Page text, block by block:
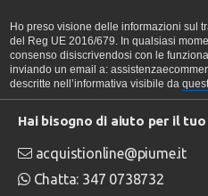
Ho preso visione delle informazioni sul
del Reg UE 2016/679. In qualsiasi
consenso disiscrivendosi con le
inviando un email a:
descritte nell’informativa visibile da
Hai bisogno di aiuto per il
acquistionline@piume.it
Chatta: 347 0738732